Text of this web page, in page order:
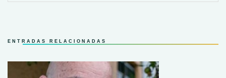
ENTRADAS RELACIONADAS